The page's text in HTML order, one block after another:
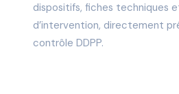
dispositifs, fiches techniques
d’intervention, directement
contrôle DDPP.